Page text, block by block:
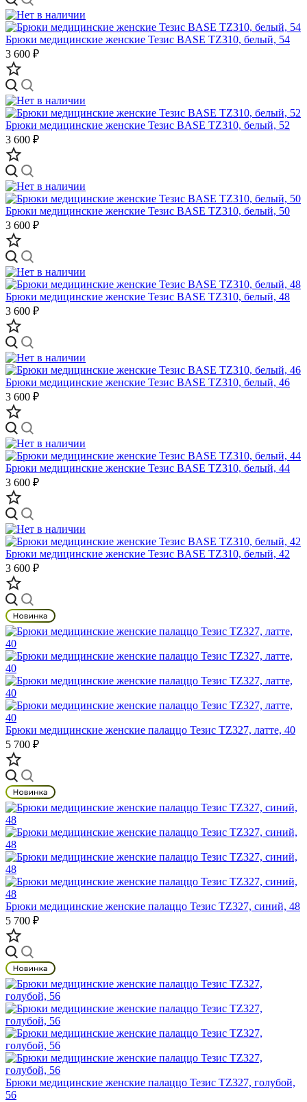
Брюки медицинские женские Тезис BASE TZ310, белый, 54
3 600 ₽
Брюки медицинские женские Тезис BASE TZ310, белый, 52
3 600 ₽
Брюки медицинские женские Тезис BASE TZ310, белый, 50
3 600 ₽
Брюки медицинские женские Тезис BASE TZ310, белый, 48
3 600 ₽
Брюки медицинские женские Тезис BASE TZ310, белый, 46
3 600 ₽
Брюки медицинские женские Тезис BASE TZ310, белый, 44
3 600 ₽
Брюки медицинские женские Тезис BASE TZ310, белый, 42
3 600 ₽
Брюки медицинские женские палаццо Тезис TZ327, латте, 40
5 700 ₽
Брюки медицинские женские палаццо Тезис TZ327, синий, 48
5 700 ₽
Брюки медицинские женские палаццо Тезис TZ327, голубой,
56